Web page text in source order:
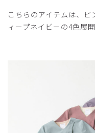
こちらのアイテムは、
ィープネイビーの4色展開